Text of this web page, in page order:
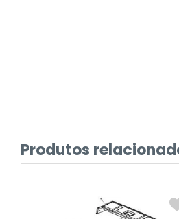
Produtos